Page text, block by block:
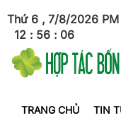
Thứ 6 , 7/8/2026
12 : 56 : 07
PM
TRANG CHỦ TIN